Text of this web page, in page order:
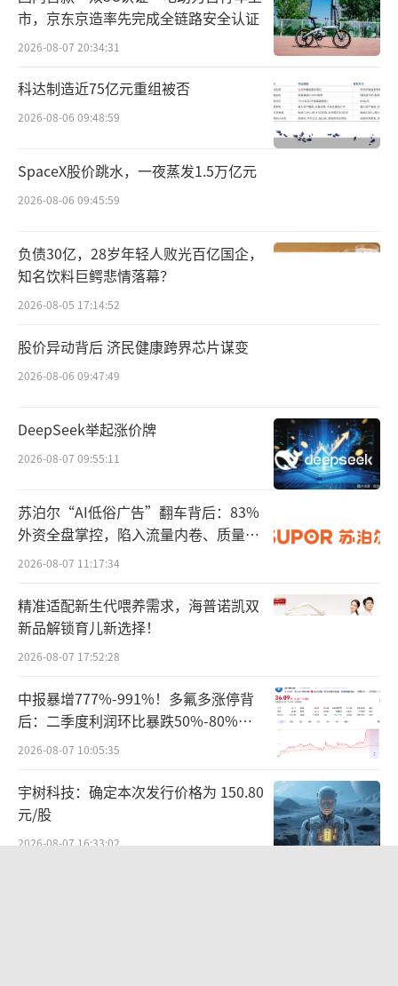
市，京东京造率先完成全链路安全认证
2026-08-07 20:34:31
科达制造近75亿元重组被否
2026-08-06 09:48:59
SpaceX股价跳水，一夜蒸发1.5万亿元
2026-08-06 09:45:59
负债30亿，28岁年轻人败光百亿国企，
知名饮料巨鳄悲情落幕？
2026-08-05 17:14:52
股价异动背后 济民健康跨界芯片谋变
2026-08-06 09:47:49
DeepSeek举起涨价牌
2026-08-07 09:55:11
苏泊尔“AI低俗广告”翻车背后：83%
外资全盘掌控，陷入流量内卷、质量频
发的负循环
2026-08-07 11:17:34
精准适配新生代喂养需求，海普诺凯双
新品解锁育儿新选择！
2026-08-07 17:52:28
中报暴增777%-991%！多氟多涨停背
后：二季度利润环比暴跌50%-80%，
是黄金坑还是陷阱？
2026-08-07 10:05:35
宇树科技：确定本次发行价格为 150.80
元/股
2026-08-07 16:33:02